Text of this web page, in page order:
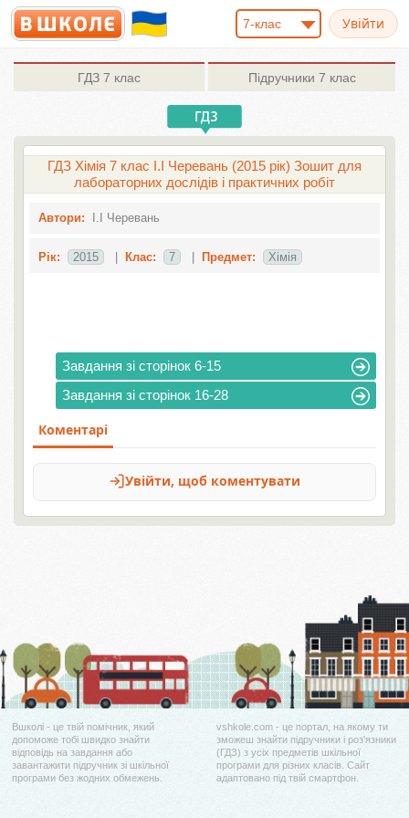
7-клас
ГДЗ 7 клас Підручники 7 клас
ГДЗ Хімія 7 клас І.І Черевань (2015 рік) Зошит для
лабораторних дослідів і практичних робіт
Автори: І.І Черевань
Рік: 2015 Клас: 7 Предмет: Хімія
Завдання зі сторінок 6-15
Завдання зі сторінок 16-28
Вшколі - це твій помічник, який
допоможе тобі швидко знайти
відповідь на завдання або
завантажити підручник зі шкільної
програми без жодних обмежень.
vshkole.com - це портал, на якому ти
зможеш знайти підручники і роз'язники
(ГДЗ) з усіх предметів шкільної
програми для різних класів. Сайт
адаптовано під твій смартфон.